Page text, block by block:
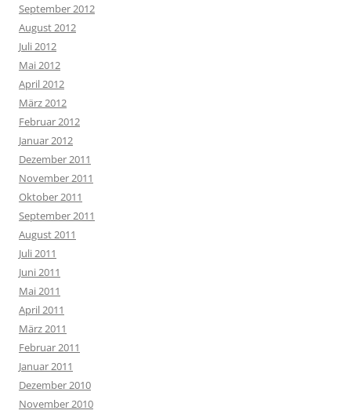
September 2012
August 2012
Juli 2012
Mai 2012
April 2012
März 2012
Februar 2012
Januar 2012
Dezember 2011
November 2011
Oktober 2011
September 2011
August 2011
Juli 2011
Juni 2011
Mai 2011
April 2011
März 2011
Februar 2011
Januar 2011
Dezember 2010
November 2010